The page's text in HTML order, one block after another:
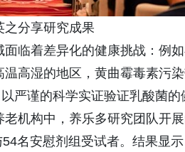
之分享研究成果
临着差异化的健康挑战：例
高湿的地区，黄曲霉毒素污
严谨的科学实证验证乳酸菌的
机构中，养乐多研究团队开
名安慰剂组受试者。结果显